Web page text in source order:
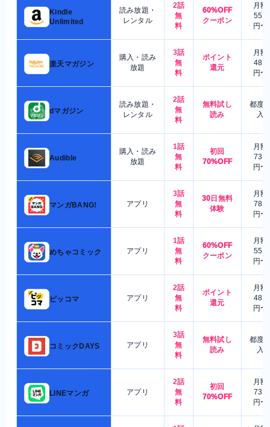
Kindle
Unlimited
読み放題・
レンタル
2話
無
料
60%OFF
クーポン
月額
550
円〜
楽天マガジン
購入・読み
放題
3話
無
料
ポイント
還元
月額
480
円〜
dマガジン
読み放題・
レンタル
2話
無
料
無料試し
読み
都度
入
Audible
購入・読み
放題
1話
無
料
初回
70%OFF
月額
730
円〜
マンガBANG! アプリ
3話
無
料
30日無料
体験
月額
780
円〜
めちゃコミック アプリ
1話
無
料
60%OFF
クーポン
月額
550
円〜
ピッコマ アプリ
2話
無
料
ポイント
還元
月額
480
円〜
コミックDAYS アプリ
3話
無
料
無料試し
読み
都度
入
LINEマンガ アプリ
2話
無
料
初回
70%OFF
月額
730
円〜